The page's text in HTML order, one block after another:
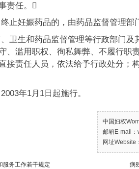
责任。
止妊娠药品的，由药品监督管理部
卫生和药品监督管理等行政部门及
、滥用职权、徇私舞弊、不履行职
接责任人员，依法给予行政处分；
年1月1日起施行。
中国妇权
邮箱E-mail
网址Website
服务工作若干规定 病